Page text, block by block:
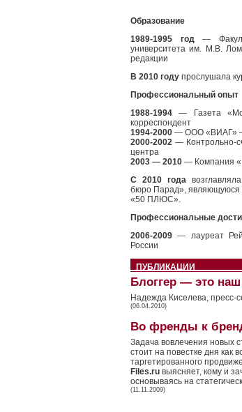
Образование
1989-1995 год—
университета им. М.В.
редакции
В 2010 году прослушала
Профессиональный опыт
1988-1994 — Газета
корреспондент
1994-2000 — ООО «ВИАГ»
2000-2002 — Контрольно-
центра
2003 — 2010 — Компания
C 2010 года
бюро Парад», являющуюся
«50 ПЛЮС».
Профессиональные
2006-2009 — лауреат
России
ПУБЛИКАЦИИ
Блоггер — это
Надежда Киселева, пресс-
(06.04.2010)
Во френды к
Задача вовлечения новых
стоит на повестке дня как
таргетированного
Files.ru выясняет, кому и
основываясь на
(11.11.2009)